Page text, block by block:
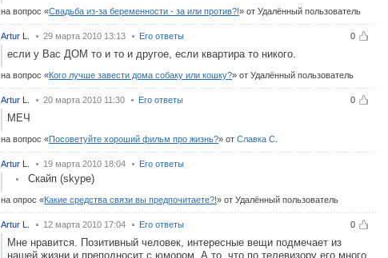
на вопрос Свадьба из-за беременности - за или против?! от Удалённый пользователь
0
Artur L. 29 марта 2010 13:13 Его ответы
если у Вас ДОМ то и то и другое, если квартира то никого.
на вопрос Кого лучше завести дома собаку или кошку? от Удалённый пользователь
0
Artur L. 20 марта 2010 11:30 Его ответы
МЕЧ
на вопрос Посоветуйте хороший фильм про жизнь? от Славка С.
Artur L. 19 марта 2010 18:04 Его ответы
Скайп (skype)
на опрос Какие средства связи вы предпочитаете?! от Удалённый пользователь
0
Artur L. 12 марта 2010 17:04 Его ответы
Мне нравится. Позитивный человек, интересные вещи подмечает из
нашей жизни и преподносит с юмором. А то, что по телевизору его много